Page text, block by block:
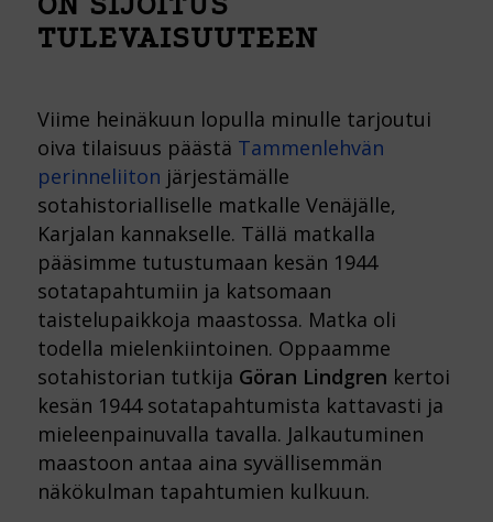
TULEVAISUUTEEN
Viime heinäkuun lopulla minulle tarjoutui
oiva tilaisuus päästä Tammenlehvän
perinneliiton järjestämälle
sotahistorialliselle matkalle Venäjälle,
Karjalan kannakselle. Tällä matkalla
pääsimme tutustumaan kesän 1944
sotatapahtumiin ja katsomaan
taistelupaikkoja maastossa. Matka oli
todella mielenkiintoinen. Oppaamme
sotahistorian tutkija Göran Lindgren kertoi
kesän 1944 sotatapahtumista kattavasti ja
mieleenpainuvalla tavalla. Jalkautuminen
maastoon antaa aina syvällisemmän
näkökulman tapahtumien kulkuun.